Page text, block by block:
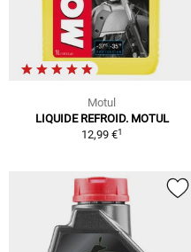
Motul
LIQUIDE REFROID. MOTUL
12,99 €1